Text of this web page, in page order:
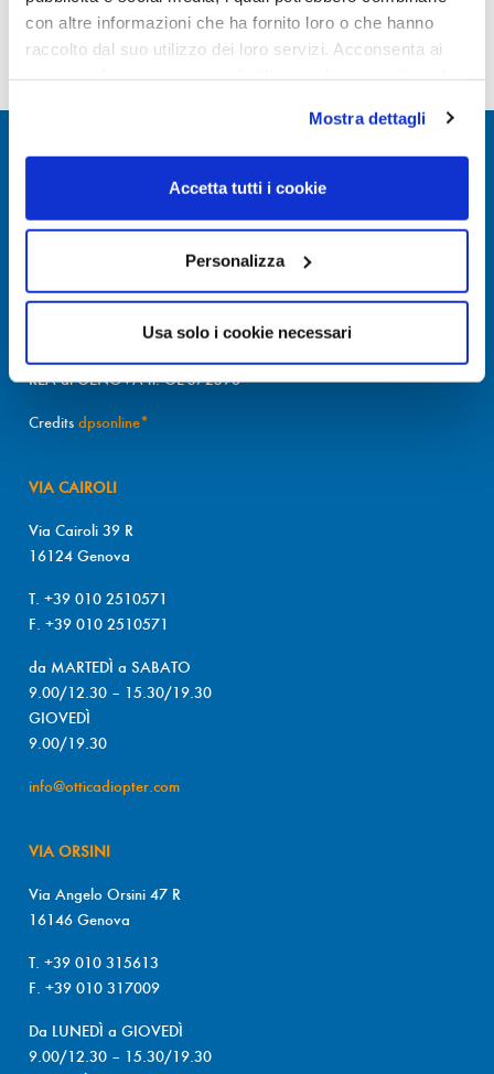
con altre informazioni che ha fornito loro o che hanno
raccolto dal suo utilizzo dei loro servizi. Acconsenta ai
Mostra dettagli
Accetta tutti i cookie
Personalizza
Usa solo i cookie necessari
© DIOPTER Snc
di Masini Chiara & C
REA di GENOVA n. GE-372396
Credits dpsonline*
VIA CAIROLI
Via Cairoli 39 R
16124 Genova
T. +39 010 2510571
F. +39 010 2510571
da MARTEDÌ a SABATO
9.00/12.30 – 15.30/19.30
GIOVEDÌ
9.00/19.30
info@otticadiopter.com
VIA ORSINI
Via Angelo Orsini 47 R
16146 Genova
T. +39 010 315613
F. +39 010 317009
Da LUNEDÌ a GIOVEDÌ
9.00/12.30 – 15.30/19.30